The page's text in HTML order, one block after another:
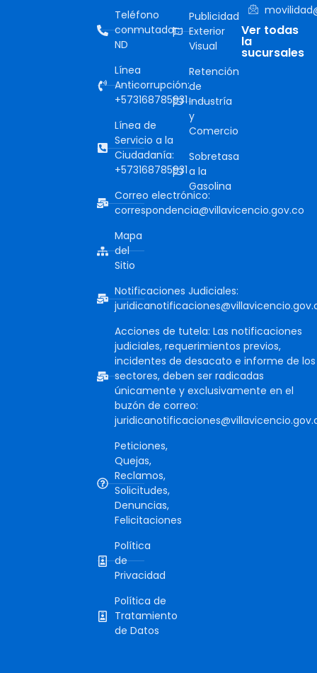
Teléfono
conmutador:
ND
Línea
Anticorrupción:
+573168785931
Línea de
Servicio a la
Ciudadanía:
+573168785931
Correo electrónico:
correspondencia@villavicencio.gov.co
Mapa
del
Sitio
Notificaciones Judiciales:
Acciones de tutela: Las notificaciones
judiciales, requerimientos previos,
incidentes de desacato e informe de los
sectores, deben ser radicadas
únicamente y exclusivamente en el
buzón de correo:
Peticiones,
Quejas,
Reclamos,
Solicitudes,
Denuncias,
Felicitaciones
Política
de
Privacidad
Política de
Tratamiento
de Datos
Publicidad
Exterior
Visual
Retención
de
Industría
y
Comercio
Sobretasa
a la
Gasolina
Ver todas
la
sucursales